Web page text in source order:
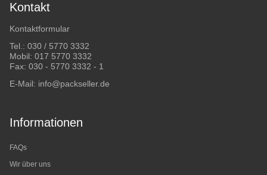
Kontakt
Kontaktformular
Tel.: 030 / 5770 3332
Mobil: 017 5770 3332
Fax: 030 - 5770 3332 - 1
E-Mail: info@packseller.de
Informationen
FAQs
Wir über uns